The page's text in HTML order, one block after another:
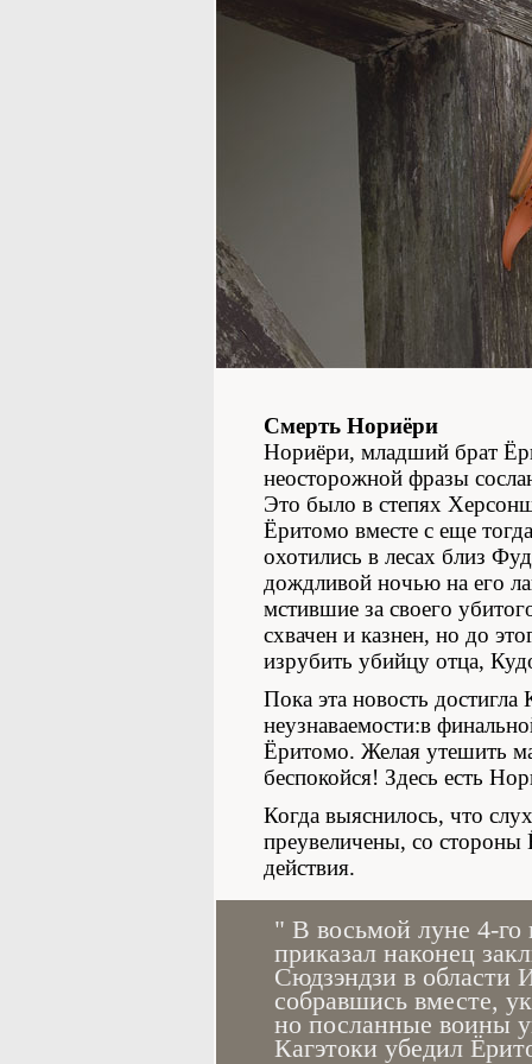
Смерть Нориёри
Нориёри, младший брат
неосторожной фразы
Это было в степях
Ёритомо вместе с еще
охотились в лесах близ
дождливой ночью на его
мстившие за своего
схвачен и казнен, но до
изрубить убийцу отца,
Пока эта новость
неузнаваемости:в
Ёритомо. Желая утешить
беспокойся! Здесь есть
Когда выяснилось, что
преувеличены, со стороны
действия.
" В восьмой луне 4-го
приказал наконец
Сюдзэндзи в области
собравшись вместе,
но посланные воины
Кагэтоки убедил